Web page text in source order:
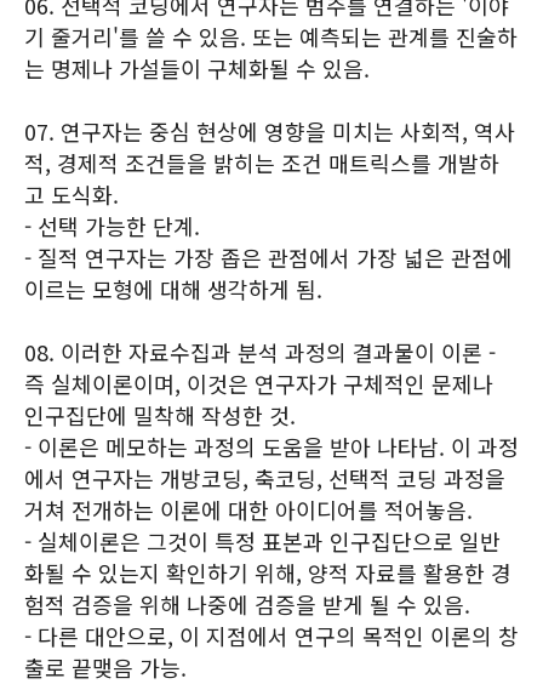
기 줄거리'를 쓸 수 있음. 또는 예측되는 관계를 진술하
는 명제나 가설들이 구체화될 수 있음.
07. 연구자는 중심 현상에 영향을 미치는 사회적, 역사
적, 경제적 조건들을 밝히는 조건 매트릭스를 개발하
고 도식화.
- 선택 가능한 단계.
- 질적 연구자는 가장 좁은 관점에서 가장 넓은 관점에
이르는 모형에 대해 생각하게 됨.
08. 이러한 자료수집과 분석 과정의 결과물이 이론 -
즉 실체이론이며, 이것은 연구자가 구체적인 문제나
인구집단에 밀착해 작성한 것.
- 이론은 메모하는 과정의 도움을 받아 나타남. 이 과정
에서 연구자는 개방코딩, 축코딩, 선택적 코딩 과정을
거쳐 전개하는 이론에 대한 아이디어를 적어놓음.
- 실체이론은 그것이 특정 표본과 인구집단으로 일반
화될 수 있는지 확인하기 위해, 양적 자료를 활용한 경
험적 검증을 위해 나중에 검증을 받게 될 수 있음.
- 다른 대안으로, 이 지점에서 연구의 목적인 이론의 창
출로 끝맺음 가능.